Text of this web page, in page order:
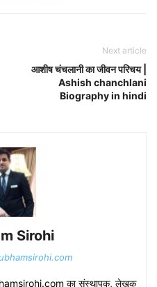
Next article
आशीष चंचलानी का जीवन परिचय |
Ashish chanchlani
Biography in hindi
Sirohi
का संस्थापक, लेखक